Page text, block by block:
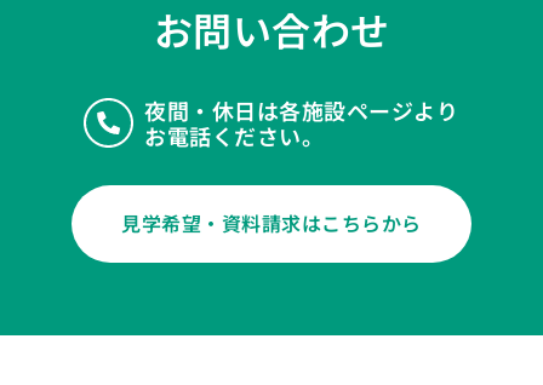
お問い合わせ
夜間・休日は各施設ページより
お電話ください。
見学希望・資料請求はこちらから